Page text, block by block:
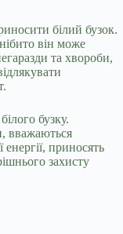
білий бузок.
він може
та хвороби,
бузку.
вважаються
приносять
захисту